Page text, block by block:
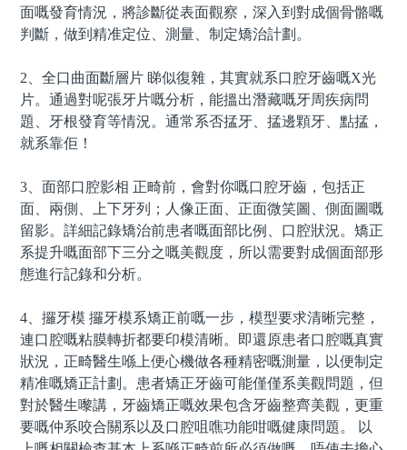
面嘅發育情況，將診斷從表面觀察，深入到對成個骨骼嘅
判斷，做到精准定位、測量、制定矯治計劃。
2、全口曲面斷層片 睇似復雜，其實就系口腔牙齒嘅X光
片。通過對呢張牙片嘅分析，能搵出潛藏嘅牙周疾病問
題、牙根發育等情況。通常系否掹牙、掹邊顆牙、點掹，
就系靠佢！
3、面部口腔影相 正畸前，會對你嘅口腔牙齒，包括正
面、兩側、上下牙列；人像正面、正面微笑圖、側面圖嘅
留影。詳細記錄矯治前患者嘅面部比例、口腔狀況。矯正
系提升嘅面部下三分之嘅美觀度，所以需要對成個面部形
態進行記錄和分析。
4、攞牙模 攞牙模系矯正前嘅一步，模型要求清晰完整，
連口腔嘅粘膜轉折都要印模清晰。即還原患者口腔嘅真實
狀況，正畸醫生喺上便心機做各種精密嘅測量，以便制定
精准嘅矯正計劃。患者矯正牙齒可能僅僅系美觀問題，但
對於醫生嚟講，牙齒矯正嘅效果包含牙齒整齊美觀，更重
要嘅仲系咬合關系以及口腔咀噍功能咁嘅健康問題。 以